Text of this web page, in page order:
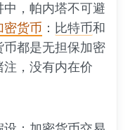
，帕内塔不可避
密货币 ： 比特币和
币都是无担保加密
，没有内在价